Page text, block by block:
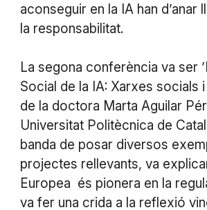
aconseguir en la IA han d’anar
la responsabilitat.
La segona conferència va ser
Social de la IA: Xarxes socials
de la doctora Marta Aguilar
Universitat Politècnica de
banda de posar diversos
projectes rellevants, va
Europea és pionera en la
va fer una crida a la reflexió